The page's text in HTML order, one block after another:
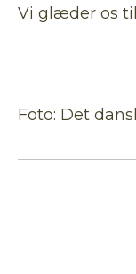
Vi glæder os
Foto: Det